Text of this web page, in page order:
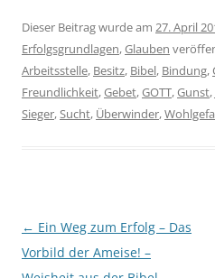
Dieser Beitrag wurde am 27. April
Erfolgsgrundlagen,Glauben
Arbeitsstelle, Besitz, Bibel, Bindung,
Freundlichkeit,Gebet,GOTT,Gunst,
Sieger,Sucht, Überwinder,
Beitragsnavigation
← Ein Weg zum Erfolg – Das
Vorbild der Ameise! –